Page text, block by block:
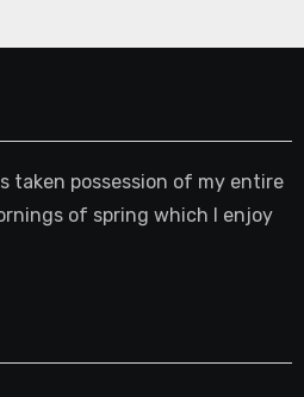
taken possession of my entire
of spring which I enjoy